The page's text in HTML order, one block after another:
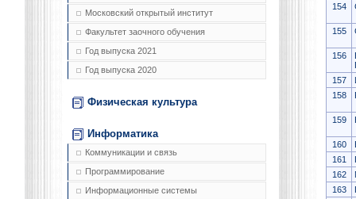
Московский открытый институт
Факультет заочного обучения
Год выпуска 2021
Год выпуска 2020
Физическая культура
Информатика
Коммуникации и связь
Программирование
Информационные системы
154
155
156
157
158
159
160
161
162
163